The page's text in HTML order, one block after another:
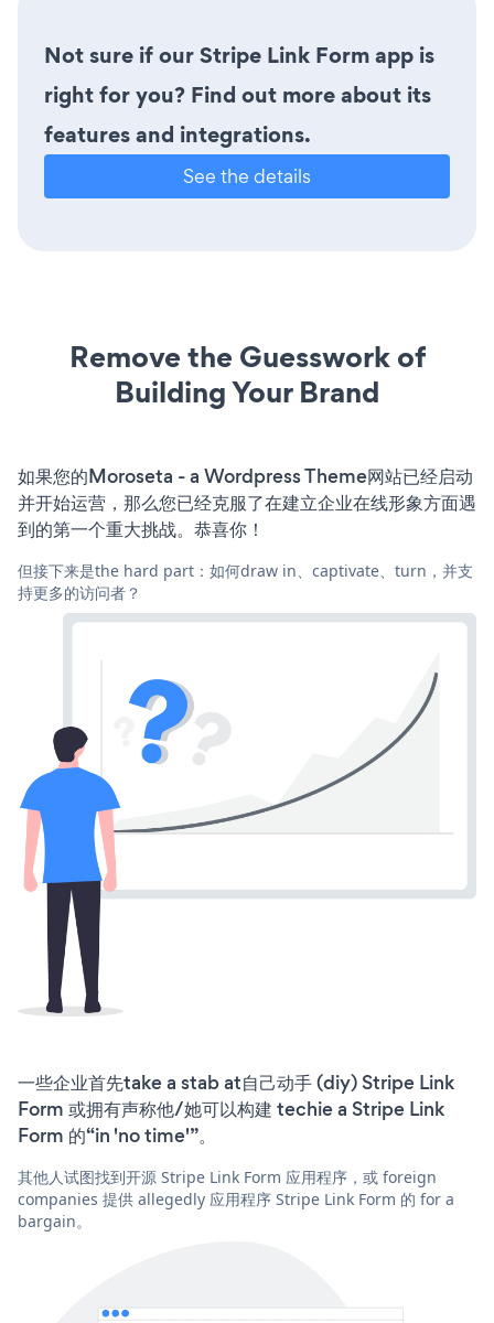
Not sure if our Stripe Link Form app is
right for you? Find out more about its
features and integrations.
See the details
Remove the Guesswork of
Building Your Brand
如果您的Moroseta - a Wordpress Theme网站已经启动
并开始运营，那么您已经克服了在建立企业在线形象方面遇
到的第一个重大挑战。恭喜你！
但接下来是the hard part：如何draw in、captivate、turn，并支
持更多的访问者？
一些企业首先take a stab at自己动手 (diy) Stripe Link
Form 或拥有声称他/她可以构建 techie a Stripe Link
Form 的“in 'no time'”。
其他人试图找到开源 Stripe Link Form 应用程序，或 foreign
companies 提供 allegedly 应用程序 Stripe Link Form 的 for a
bargain。